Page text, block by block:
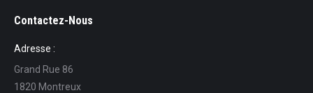
Contactez-Nous
Adresse :
Grand Rue 86
1820 Montreux